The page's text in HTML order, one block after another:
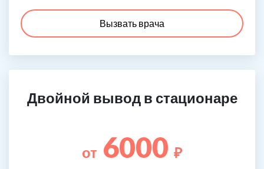
Вызвать врача
Двойной вывод в стационаре
от 6000 ₽